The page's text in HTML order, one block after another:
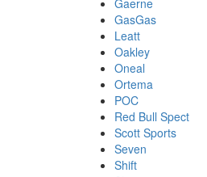
Gaerne
GasGas
Leatt
Oakley
Oneal
Ortema
POC
Red Bull Spect
Scott Sports
Seven
Shift